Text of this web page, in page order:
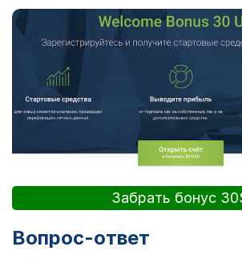
Забрать бонус
Вопрос-ответ